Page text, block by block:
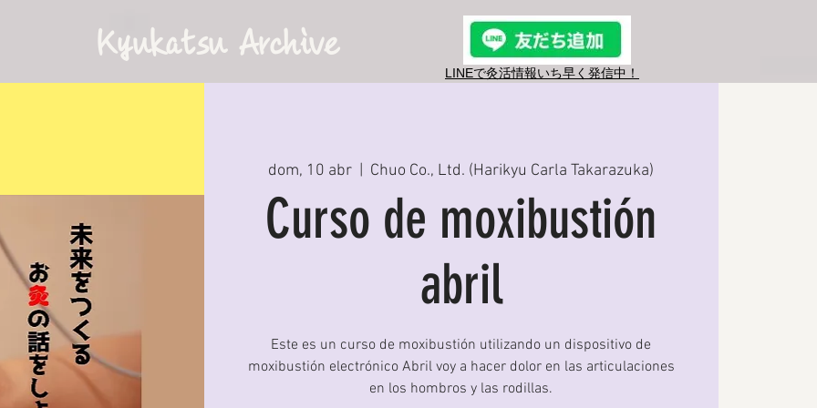
Kyukatsu Archive
LINEで灸活情報​いち早く発信中！
dom, 10 abr Chuo Co., Ltd. (Harikyu Carla Takarazuka)
Curso de moxibustión
abril
Este es un curso de moxibustión utilizando un dispositivo de
moxibustión electrónico Abril voy a hacer dolor en las articulaciones
en los hombros y las rodillas.